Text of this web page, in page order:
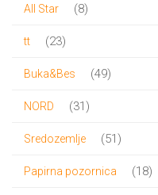
All Star 88
tt 2323
Buka&Bes 4949
NORD 31 31
Sredozemlje 51 51
Papirna pozornica 1818